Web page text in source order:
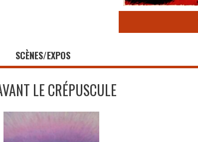
SCÈNES/EXPOS
LE CRÉPUSCULE